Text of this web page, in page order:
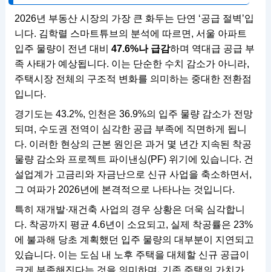
2026년 부동산 시장의 가장 큰 화두는 단연 ‘공급 절벽’입
니다. 김학렬 스마트튜브의 분석에 따르면, 서울 아파트
입주 물량이 전년 대비 47.6%나 급감하며 역대급 공급 부
족 사태가 예상됩니다. 이는 단순한 수치 감소가 아니라,
주택시장 전체의 구조적 변화를 의미하는 중대한 전환점
입니다.
경기도는 43.2%, 인천은 36.9%의 입주 물량 감소가 전망
되며, 수도권 전역이 심각한 공급 부족에 직면하게 됩니
다. 이러한 현상의 근본 원인은 과거 몇 년간 지속된 착공
물량 감소와 프로젝트 파이낸싱(PF) 위기에 있습니다. 건
설업계가 고금리와 자금난으로 신규 사업을 축소하면서,
그 여파가 2026년에 본격적으로 나타나는 것입니다.
특히 재개발·재건축 사업의 경우 상황은 더욱 심각합니
다. 착공까지 평균 4.6년이 소요되고, 실제 착공률은 23%
에 불과해 당초 계획했던 입주 물량의 대부분이 지연되고
있습니다. 이는 도심 내 노후 주택을 대체할 신규 공급이
크게 부족해진다는 것을 의미하며, 기존 주택의 가치가